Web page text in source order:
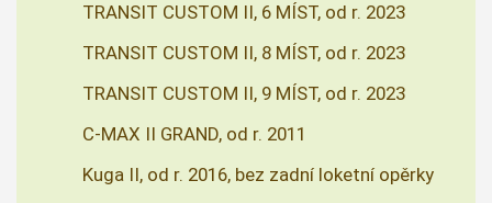
TRANSIT CUSTOM II, 6 MÍST, od r. 2023
TRANSIT CUSTOM II, 8 MÍST, od r. 2023
TRANSIT CUSTOM II, 9 MÍST, od r. 2023
C-MAX II GRAND, od r. 2011
Kuga II, od r. 2016, bez zadní loketní opěrky